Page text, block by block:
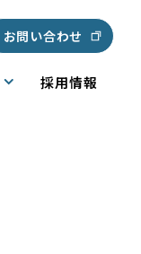
お問い合わせ
採用情報